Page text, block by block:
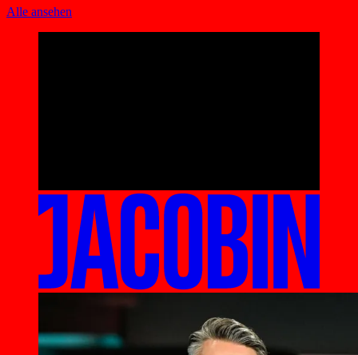
Alle ansehen